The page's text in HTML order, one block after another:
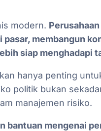
modern.
membangun
siap menghadapi
hanya penting
politik bukan
manajemen risiko.
bantuan mengenai